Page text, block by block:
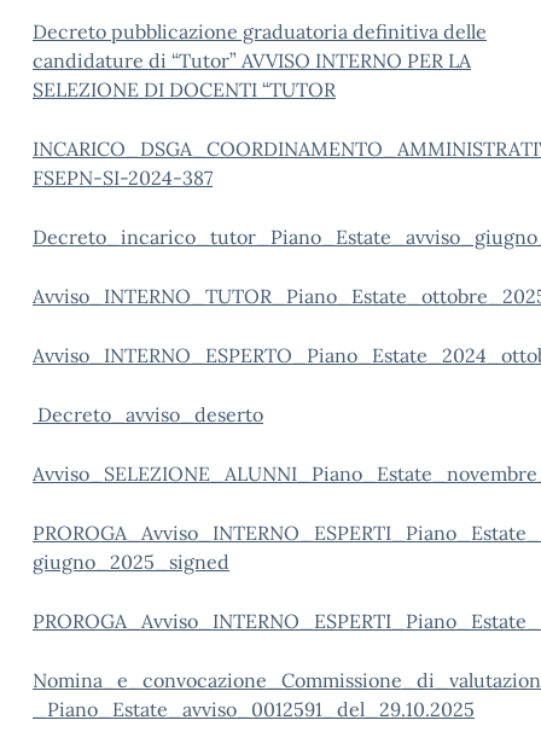
Decreto pubblicazione graduatoria definitiva delle
candidature di “Tutor” AVVISO INTERNO PER LA
SELEZIONE DI DOCENTI “TUTOR
FSEPN-SI-2024-387
Decreto_avviso_deserto
giugno_2025_signed
Nomin
_Piano_Estate_avviso_0012591_del_29.10.2025